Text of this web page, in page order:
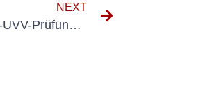
NEXT
So bereiten Sie Ihre Nutzfahrzeuge auf die LKW-UVV-Prüfung vor